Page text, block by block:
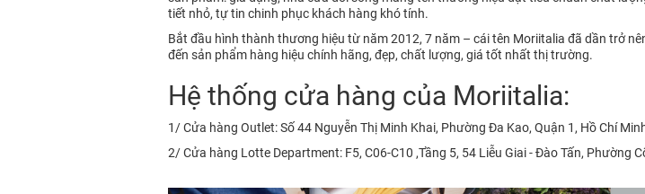
tiết nhỏ, tự tin chinh phục khách hàng khó tính.
Bắt đầu hình thành thương hiệu từ năm 2012, 7 năm – cái tên Moriitalia đã dần trở
đến sản phẩm hàng hiệu chính hãng, đẹp, chất lượng, giá tốt nhất thị trường.
Hệ thống cửa hàng của Moriitalia:
1/ Cửa hàng Outlet: Số 44 Nguyễn Thị Minh Khai, Phường Đa Kao, Quận 1, Hồ Chí
2/ Cửa hàng Lotte Department: F5, C06-C10 ,Tầng 5, 54 Liễu Giai - Đào Tấn, Phường